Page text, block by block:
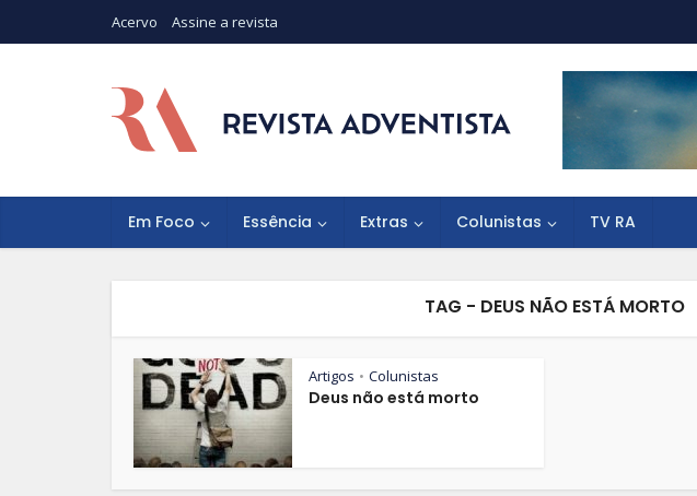
Acervo Assine a revista
Em Foco Essência Extras Colunistas TV RA
TAG - DEUS NÃO ESTÁ MORTO
Artigos • Colunistas
Deus não está morto